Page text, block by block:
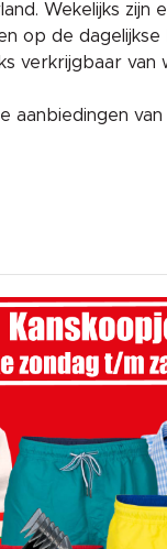
Wekelijks zijn
op de
verkrijgbaar
aanbiedingen